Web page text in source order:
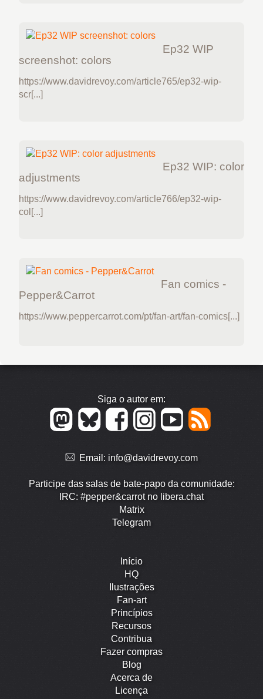
Ep32 WIP
screenshot: colors
https://www.davidrevoy.com/article765/ep32-wip-
scr[...]
Ep32 WIP: color
adjustments
https://www.davidrevoy.com/article766/ep32-wip-
col[...]
Fan comics -
Pepper&Carrot
https://www.peppercarrot.com/pt/fan-art/fan-comics[...]
Siga o autor em:
Email: info@davidrevoy.com
Participe das salas de bate-papo da comunidade:
IRC: #pepper&carrot no libera.chat
Matrix
Telegram
Início
HQ
Ilustrações
Fan-art
Princípios
Recursos
Contribua
Fazer compras
Blog
Acerca de
Licença